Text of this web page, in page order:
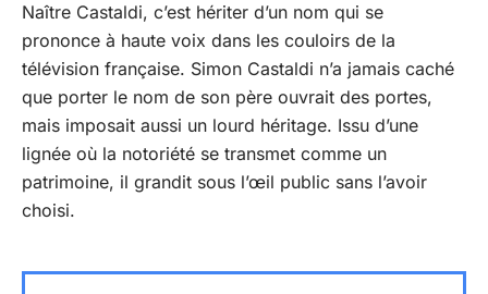
Naître Castaldi, c’est hériter d’un nom qui se
prononce à haute voix dans les couloirs de la
télévision française. Simon Castaldi n’a jamais caché
que porter le nom de son père ouvrait des portes,
mais imposait aussi un lourd héritage. Issu d’une
lignée où la notoriété se transmet comme un
patrimoine, il grandit sous l’œil public sans l’avoir
choisi.